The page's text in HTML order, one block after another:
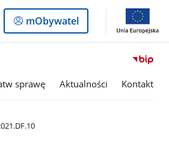
Logowanie
do
mObywatel
sprawę Aktualności Kontakt